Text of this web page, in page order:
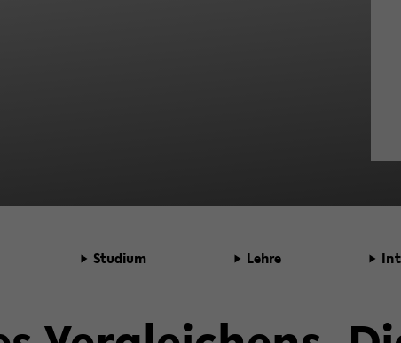
Stu­di­um Lehre